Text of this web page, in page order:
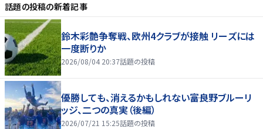
話題の投稿の新着記事
鈴木彩艶争奪戦、欧州4クラブが接触 リーズには
一度断りか
2026/08/04 20:37話題の投稿
優勝しても、消えるかもしれない――富良野ブルーリ
ッジ、二つの真実（後編）
2026/07/21 15:25話題の投稿